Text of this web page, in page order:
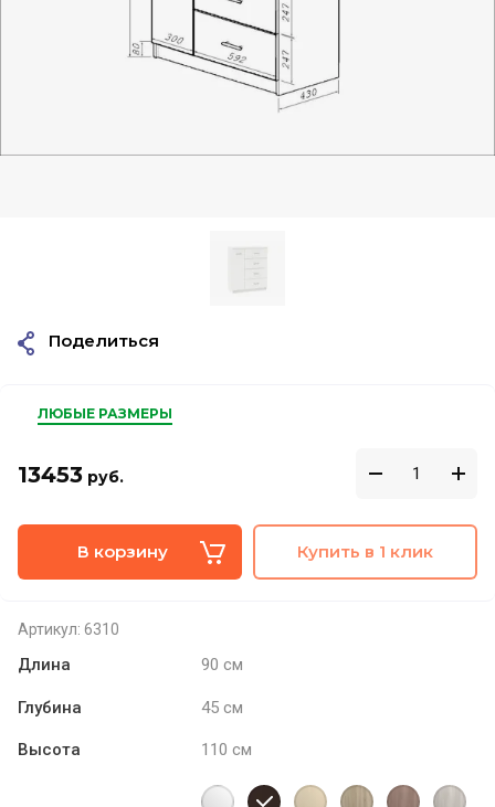
ЛЮБЫЕ РАЗМЕРЫ
13453 руб.
В корзину Купить в 1 клик
Артикул: 6310
Длина 90 см
Глубина 45 см
Высота 110 см
Поделиться